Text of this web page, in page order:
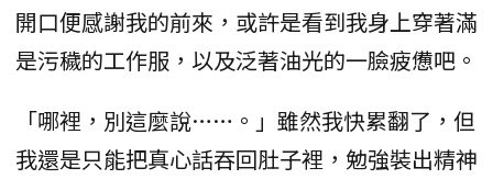
開口便感謝我的前來，或許是看到我身上穿著滿
是污穢的工作服，以及泛著油光的一臉疲憊吧。
「哪裡，別這麼說……。」雖然我快累翻了，但
我還是只能把真心話吞回肚子裡，勉強裝出精神